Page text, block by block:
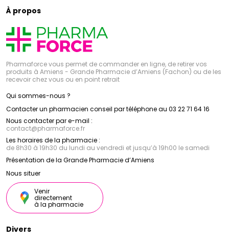
À propos
Pharmaforce vous permet de commander en ligne, de retirer vos
produits à Amiens - Grande Pharmacie d’Amiens (Fachon) ou de les
recevoir chez vous ou en point retrait
Qui sommes-nous ?
Contacter un pharmacien conseil par téléphone au 03 22 71 64 16
Nous contacter par e-mail :
contact@pharmaforce.fr
Les horaires de la pharmacie :
de 8h30 à 19h30 du lundi au vendredi et jusqu’à 19h00 le samedi
Présentation de la Grande Pharmacie d’Amiens
Nous situer
Venir
directement
à la pharmacie
Divers